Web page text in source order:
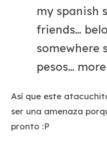
my spanish
friends…
somewhere
pesos…
Así que este
ser una amenaza
pronto :P